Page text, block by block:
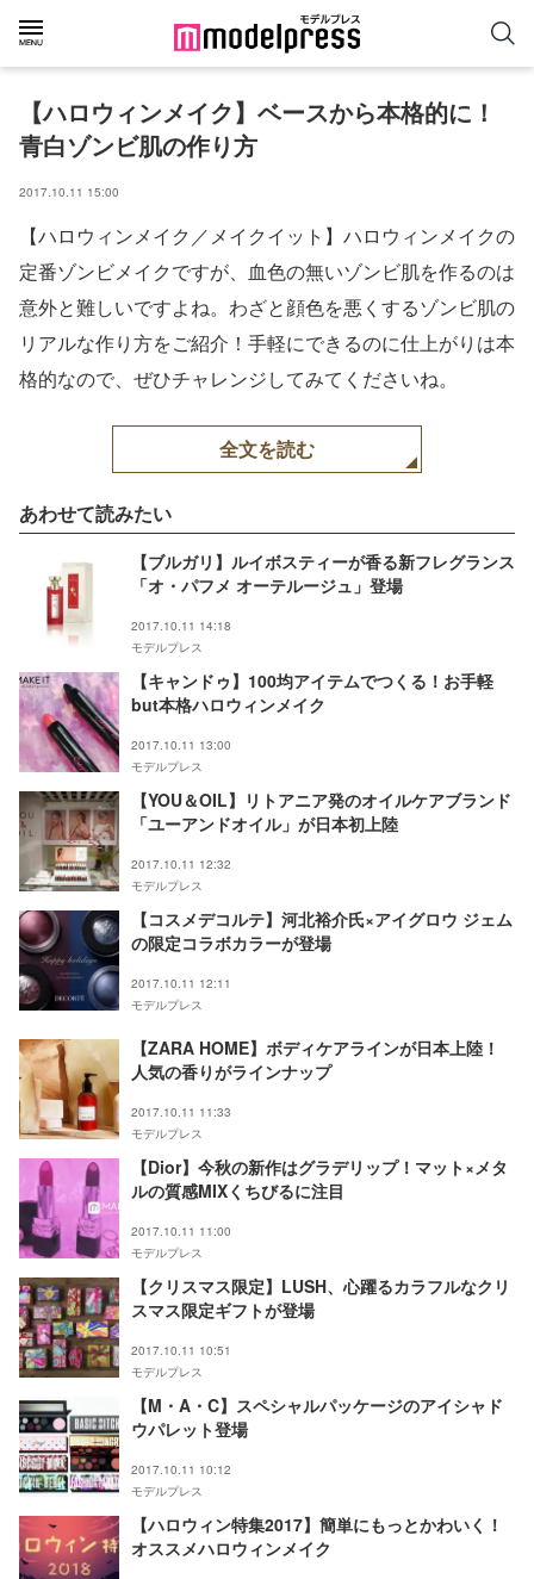
【ハロウィンメイク】ベースから本格的に！
青白ゾンビ肌の作り方
2017.10.11 15:00
【ハロウィンメイク／メイクイット】ハロウィンメイクの
定番ゾンビメイクですが、血色の無いゾンビ肌を作るのは
意外と難しいですよね。わざと顔色を悪くするゾンビ肌の
リアルな作り方をご紹介！手軽にできるのに仕上がりは本
格的なので、ぜひチャレンジしてみてくださいね。
全文を読む
あわせて読みたい
【ブルガリ】ルイボスティーが香る新フレグランス
「オ・パフメ オーテルージュ」登場
2017.10.11 14:18
モデルプレス
【キャンドゥ】100均アイテムでつくる！お手軽
but本格ハロウィンメイク
2017.10.11 13:00
モデルプレス
【YOU＆OIL】リトアニア発のオイルケアブランド
「ユーアンドオイル」が日本初上陸
2017.10.11 12:32
モデルプレス
【コスメデコルテ】河北裕介氏×アイグロウ ジェム
の限定コラボカラーが登場
2017.10.11 12:11
モデルプレス
【ZARA HOME】ボディケアラインが日本上陸！
人気の香りがラインナップ
2017.10.11 11:33
モデルプレス
【Dior】今秋の新作はグラデリップ！マット×メタ
ルの質感MIXくちびるに注目
2017.10.11 11:00
モデルプレス
【クリスマス限定】LUSH、心躍るカラフルなクリ
スマス限定ギフトが登場
2017.10.11 10:51
モデルプレス
【M・A・C】スペシャルパッケージのアイシャド
ウパレット登場
2017.10.11 10:12
モデルプレス
【ハロウィン特集2017】簡単にもっとかわいく！
オススメハロウィンメイク